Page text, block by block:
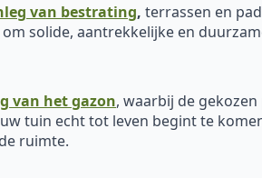
van bestrating, terrassen en
solide, aantrekkelijke en
van het gazon, waarbij de
tuin echt tot leven begint te
ruimte.